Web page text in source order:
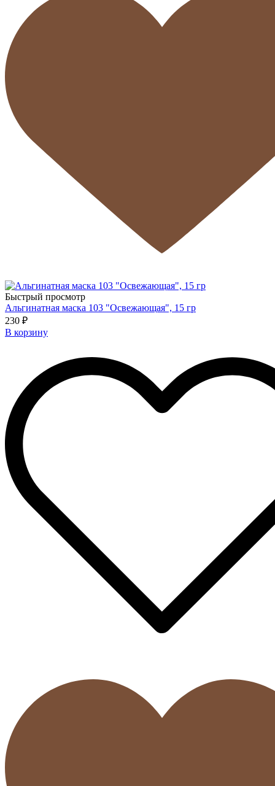
Быстрый просмотр
Альгинатная маска 103 "Освежающая", 15 гр
230 ₽
В корзину